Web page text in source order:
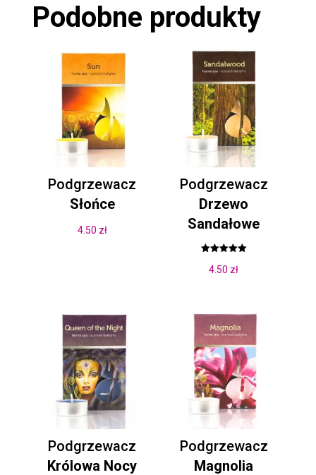
Podobne produkty
Podgrzewacz
Słońce
4.50 zł
Podgrzewacz
Drzewo
Sandałowe
5.00
4.50 zł
Podgrzewacz
Królowa Nocy
Podgrzewacz
Magnolia